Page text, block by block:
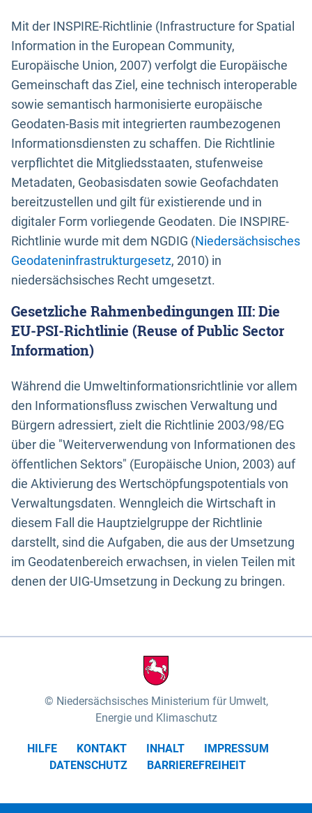
Mit der INSPIRE-Richtlinie (Infrastructure for Spatial
Information in the European Community,
Europäische Union, 2007) verfolgt die Europäische
Gemeinschaft das Ziel, eine technisch interoperable
sowie semantisch harmonisierte europäische
Geodaten-Basis mit integrierten raumbezogenen
Informationsdiensten zu schaffen. Die Richtlinie
verpflichtet die Mitgliedsstaaten, stufenweise
Metadaten, Geobasisdaten sowie Geofachdaten
bereitzustellen und gilt für existierende und in
digitaler Form vorliegende Geodaten. Die INSPIRE-
Richtlinie wurde mit dem NGDIG (Niedersächsisches
Geodateninfrastrukturgesetz, 2010) in
niedersächsisches Recht umgesetzt.
Gesetzliche Rahmenbedingungen III: Die
EU-PSI-Richtlinie (Reuse of Public Sector
Information)
Während die Umweltinformationsrichtlinie vor allem
den Informationsfluss zwischen Verwaltung und
Bürgern adressiert, zielt die Richtlinie 2003/98/EG
über die "Weiterverwendung von Informationen des
öffentlichen Sektors" (Europäische Union, 2003) auf
die Aktivierung des Wertschöpfungspotentials von
Verwaltungsdaten. Wenngleich die Wirtschaft in
diesem Fall die Hauptzielgruppe der Richtlinie
darstellt, sind die Aufgaben, die aus der Umsetzung
im Geodatenbereich erwachsen, in vielen Teilen mit
denen der UIG-Umsetzung in Deckung zu bringen.
Niedersächsisches Ministerium für Umwelt,
Energie und Klimaschutz
HILFE KONTAKT INHALT
IMPRESSUM
DATENSCHUTZ
BARRIEREFREIHEIT